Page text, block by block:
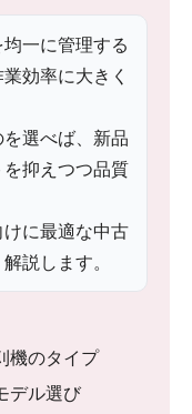
一に管理する
効率に大きく
選べば、新品
抑えつつ品質
に最適な中古
説します。
機のタイプ
デル選び